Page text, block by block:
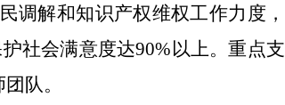
解和知识产权维权工作力度，
社会满意度达90%以上。重点支
队。